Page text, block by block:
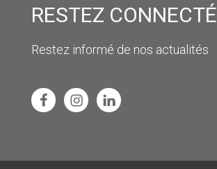
RESTEZ CONNECTÉ
Restez informé de nos actualités
FacebookInstagramLinkedin